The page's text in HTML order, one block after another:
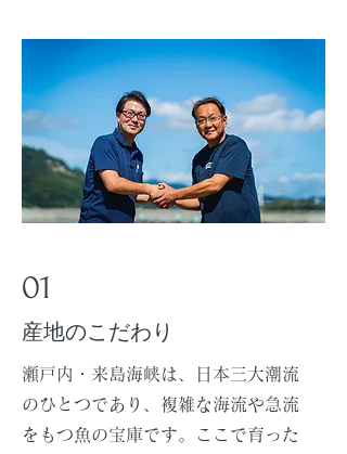
01
産地のこだわり
瀬戸内・来島海峡は、日本三大潮流
のひとつであり、複雑な海流や急流
をもつ魚の宝庫です。ここで育った